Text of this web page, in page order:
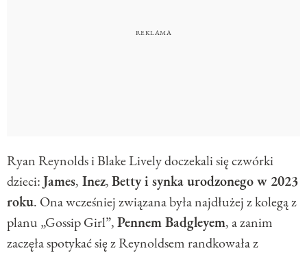
Ryan Reynolds i Blake Lively doczekali się czwórki
dzieci:James, Inez,Betty i synka urodzonego w 2023
roku. Ona wcześniej związana była najdłużej z kolegą z
planu „Gossip Girl”,Pennem Badgleyem, a zanim
zaczęła spotykać się z Reynoldsem randkowała z